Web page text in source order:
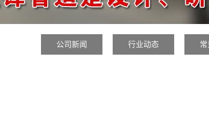
公司新闻 行业动态